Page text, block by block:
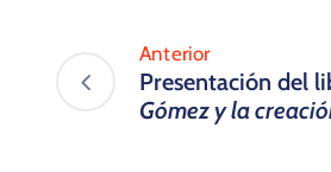
Anterior
Presentación del
Gómez y la